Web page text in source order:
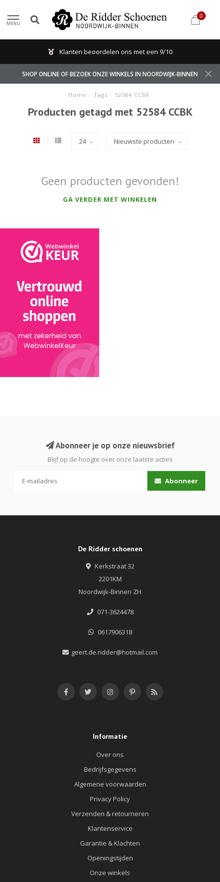
MENU
0
Klanten beoordelen ons met een 9/10
SHOP ONLINE OF BEZOEK ONZE WINKELS IN NOORDWIJK-BINNEN
Home / Tags / 52584 CCBK
Producten getagd met 52584 CCBK
Geen producten gevonden!
GA VERDER MET WINKELEN
Abonneer je op onze nieuwsbrief
Blijf op de hoogte over onze laatste acties
Abonneer
De Ridder schoenen
Kerkstraat 32
2201KM
Noordwijk-Binnen ZH
071-3624478
0617906318
geert.de.ridder@hotmail.com
Informatie
Over ons
Bedrijfsgegevens
Algemene voorwaarden
Privacy Policy
Verzenden & retourneren
Klantenservice
Garantie & Klachten
Openingstijden
Onze winkels